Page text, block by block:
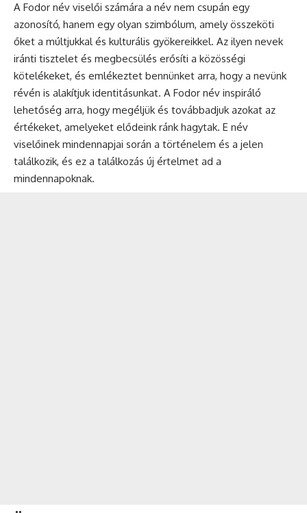
A Fodor név viselői számára a név nem csupán egy
azonosító, hanem egy olyan szimbólum, amely összeköti
őket a múltjukkal és kulturális gyökereikkel. Az ilyen nevek
iránti tisztelet és megbecsülés erősíti a közösségi
kötelékeket, és emlékeztet bennünket arra, hogy a nevünk
révén is alakítjuk identitásunkat. A Fodor név inspiráló
lehetőség arra, hogy megéljük és továbbadjuk azokat az
értékeket, amelyeket elődeink ránk hagytak. E név
viselőinek mindennapjai során a történelem és a jelen
találkozik, és ez a találkozás új értelmet ad a
mindennapoknak.